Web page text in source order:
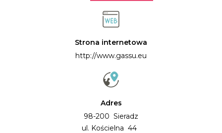
Strona internetowa
http://www.gassu.eu
Adres
98-200 Sieradz
ul. Kościelna 44